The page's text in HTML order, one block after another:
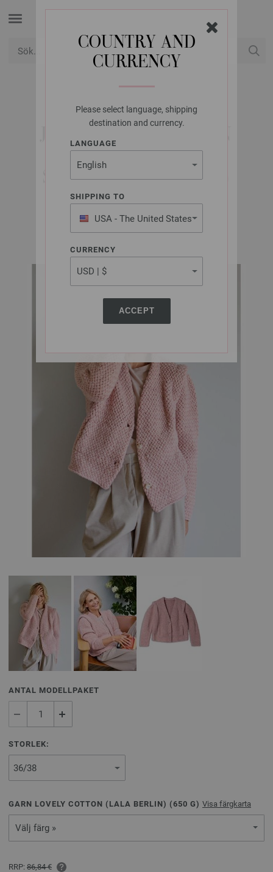
COUNTRY AND
CURRENCY
Please select language, shipping
destination and currency.
LANGUAGE
SHIPPING TO
USA - The United States
of America
CURRENCY
ACCEPT
LANA GROSSA
JACKA LALA BERLIN
LOVELY COTTON -
STICKMÖNSTER (SE)
ANTAL MODELLPAKET
STORLEK:
GARN LOVELY COTTON (LALA BERLIN) (650 G) Visa färgkarta
Välj färg »
RRP: 86,84 €